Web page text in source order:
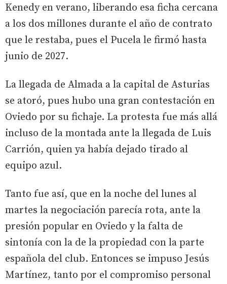
Kenedy en verano, liberando esa ficha cercana
a los dos millones durante el año de contrato
que le restaba, pues el Pucela le firmó hasta
junio de 2027.
La llegada de Almada a la capital de Asturias
se atoró, pues hubo una gran contestación en
Oviedo por su fichaje. La protesta fue más allá
incluso de la montada ante la llegada de Luis
Carrión, quien ya había dejado tirado al
equipo azul.
Tanto fue así, que en la noche del lunes al
martes la negociación parecía rota, ante la
presión popular en Oviedo y la falta de
sintonía con la de la propiedad con la parte
española del club. Entonces se impuso Jesús
Martínez, tanto por el compromiso personal